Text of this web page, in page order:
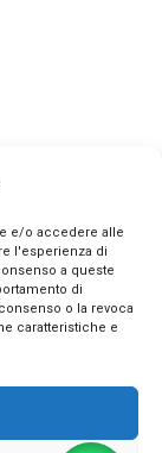
e/o accedere alle
l'esperienza di
a queste
di
o la revoca
caratteristiche e